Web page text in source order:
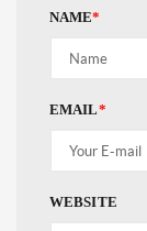
NAME*
EMAIL*
WEBSITE